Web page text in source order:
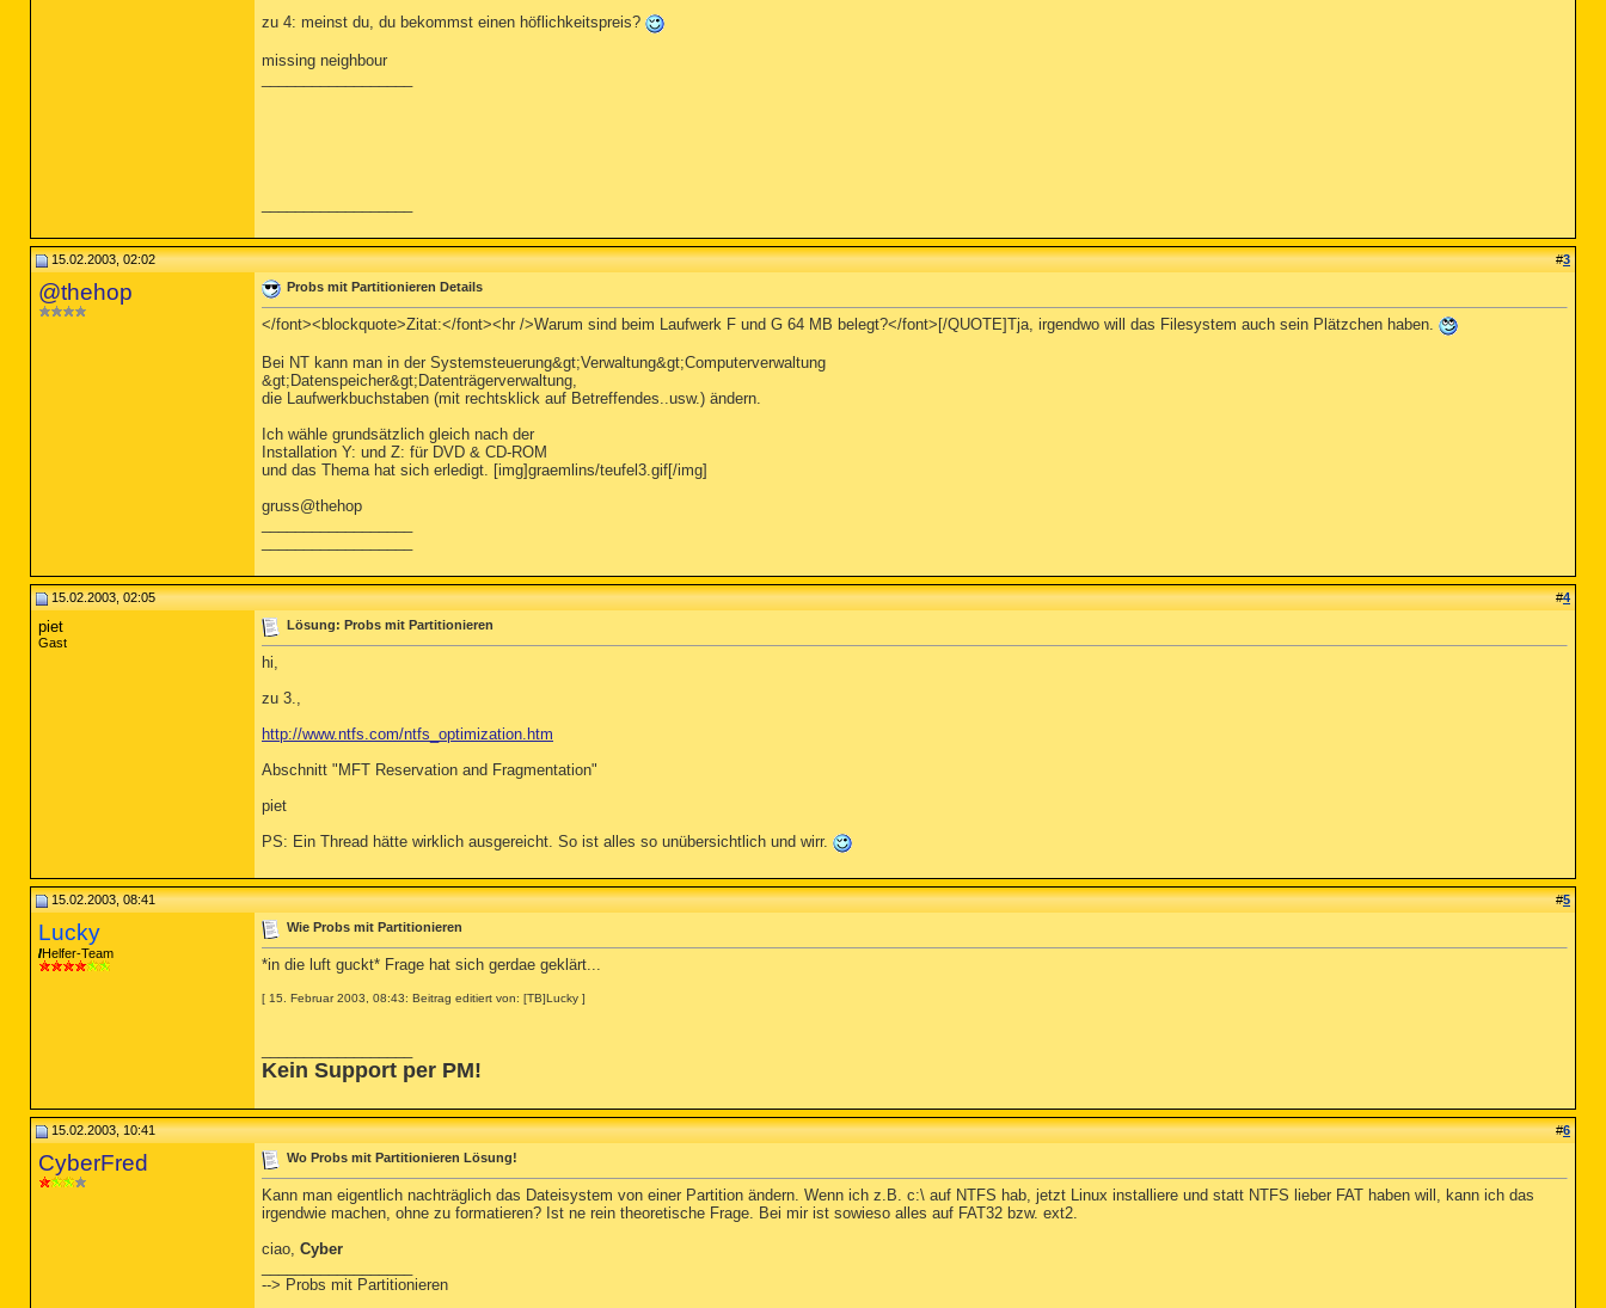
zu 4: meinst du, du bekommst einen höflichkeitspreis?
missing neighbour
15.02.2003, 02:02 #3
@thehop Probs mit Partitionieren Details
</font><blockquote>Zitat:</font><hr />Warum sind beim Laufwerk F und G 64 MB belegt?</font>[/QUOTE]Tja, irgendwo will das Filesystem auch sein Plätzchen haben.
Bei NT kann man in der Systemsteuerung&gt;Verwaltung&gt;Computerverwaltung
&gt;Datenspeicher&gt;Datenträgerverwaltung,
die Laufwerkbuchstaben (mit rechtsklick auf Betreffendes..usw.) ändern.
Ich wähle grundsätzlich gleich nach der
Installation Y: und Z: für DVD & CD-ROM
und das Thema hat sich erledigt. [img]graemlins/teufel3.gif[/img]
gruss@thehop
15.02.2003, 02:05 #4
piet
Gast
Lösung: Probs mit Partitionieren
hi,
zu 3.,
http://www.ntfs.com/ntfs_optimization.htm
Abschnitt "MFT Reservation and Fragmentation"
piet
PS: Ein Thread hätte wirklich ausgereicht. So ist alles so unübersichtlich und wirr.
15.02.2003, 08:41 #5
Lucky
Helfer-Team
Wie Probs mit Partitionieren
*in die luft guckt* Frage hat sich gerdae geklärt...
[ 15. Februar 2003, 08:43: Beitrag editiert von: [TB]Lucky ]
Kein Support per PM!
15.02.2003, 10:41 #6
CyberFred Wo Probs mit Partitionieren Lösung!
Kann man eigentlich nachträglich das Dateisystem von einer Partition ändern. Wenn ich z.B. c:\ auf NTFS hab, jetzt Linux installiere und statt NTFS lieber FAT haben will, kann ich das
irgendwie machen, ohne zu formatieren? Ist ne rein theoretische Frage. Bei mir ist sowieso alles auf FAT32 bzw. ext2.
ciao, Cyber
--> Probs mit Partitionieren